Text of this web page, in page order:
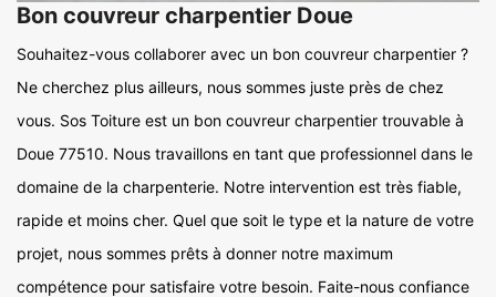
Bon couvreur charpentier Doue
Souhaitez-vous collaborer avec un bon couvreur charpentier ?
Ne cherchez plus ailleurs, nous sommes juste près de chez
vous. Sos Toiture est un bon couvreur charpentier trouvable à
Doue 77510. Nous travaillons en tant que professionnel dans le
domaine de la charpenterie. Notre intervention est très fiable,
rapide et moins cher. Quel que soit le type et la nature de votre
projet, nous sommes prêts à donner notre maximum
compétence pour satisfaire votre besoin. Faite-nous confiance